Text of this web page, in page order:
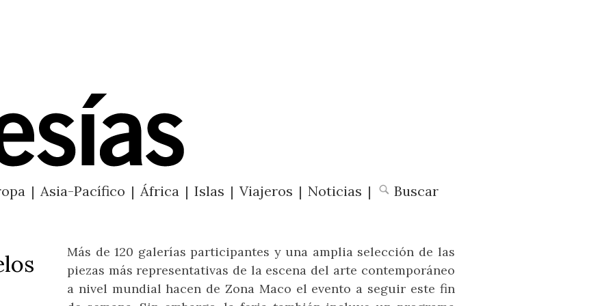
| Asia-Pacífico | África | Islas | Viajeros | Noticias | Buscar
Más de 120 galerías participantes y una amplia selección de las
piezas más representativas de la escena del arte contemporáneo
a nivel mundial hacen de Zona Maco el evento a seguir este fin